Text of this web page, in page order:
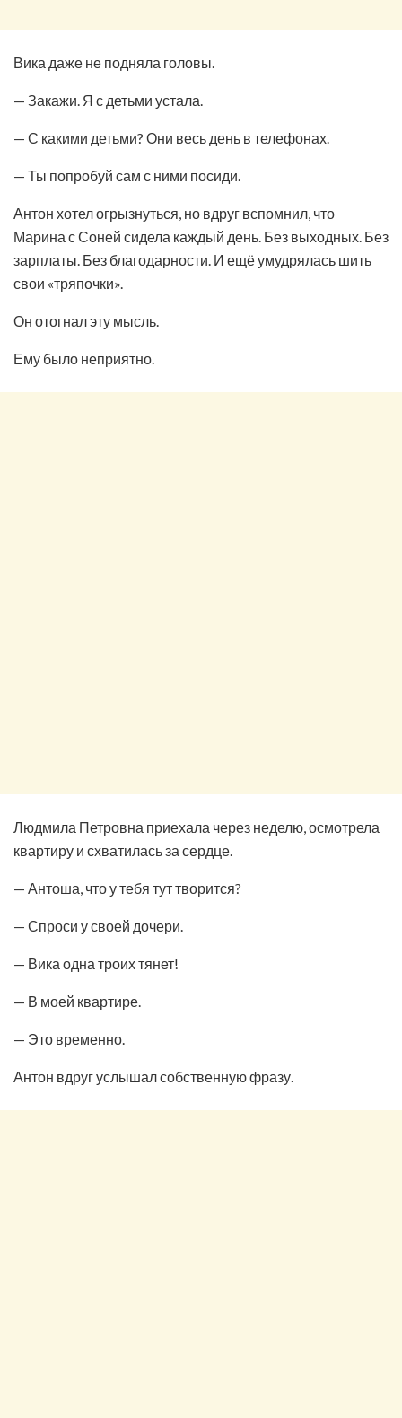
Вика даже не подняла головы.
— Закажи. Я с детьми устала.
— С какими детьми? Они весь день в телефонах.
— Ты попробуй сам с ними посиди.
Антон хотел огрызнуться, но вдруг вспомнил, что
Марина с Соней сидела каждый день. Без выходных. Без
зарплаты. Без благодарности. И ещё умудрялась шить
свои «тряпочки».
Он отогнал эту мысль.
Ему было неприятно.
Людмила Петровна приехала через неделю, осмотрела
квартиру и схватилась за сердце.
— Антоша, что у тебя тут творится?
— Спроси у своей дочери.
— Вика одна троих тянет!
— В моей квартире.
— Это временно.
Антон вдруг услышал собственную фразу.